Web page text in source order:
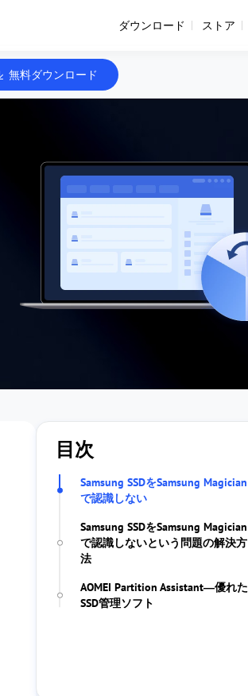
ダウンロード ストア
無料ダウンロード
目次
Samsung SSDをSamsung Magician
で認識しない
Samsung SSDをSamsung Magician
で認識しないという問題の解決方
法
AOMEI Partition Assistant―優れた
SSD管理ソフト